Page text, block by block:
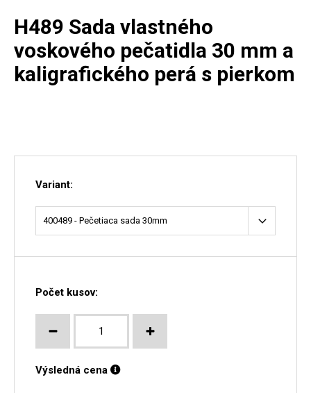
H489 Sada vlastného
voskového pečatidla 30 mm a
kaligrafického perá s pierkom
Variant:
Počet kusov:
Výsledná cena